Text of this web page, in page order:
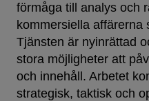
förmåga till analys och
kommersiella affärerna
Tjänsten är nyinrättad
stora möjligheter att
och innehåll. Arbetet
strategisk, taktisk och